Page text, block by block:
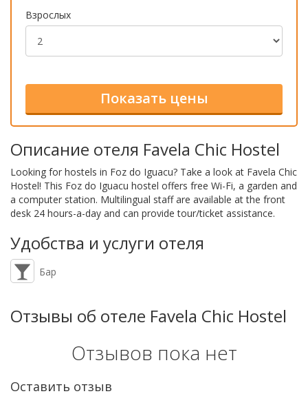
Взрослых
Описание отеля Favela Chic Hostel
Looking for hostels in Foz do Iguacu? Take a look at Favela Chic
Hostel! This Foz do Iguacu hostel offers free Wi-Fi, a garden and
a computer station. Multilingual staff are available at the front
desk 24 hours-a-day and can provide tour/ticket assistance.
Удобства и услуги отеля
Бар
Отзывы об отеле Favela Chic Hostel
Отзывов пока нет
Оставить отзыв